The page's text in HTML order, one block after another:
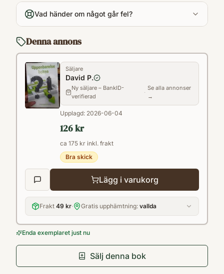
212
Språk
Format
Häftad
Vad händer om något går fel?
Denna annons
Säljare
David P.
Ny säljare – BankID-
verifierad
·
Se alla annonser
→
Upplagd: 2026-06-04
126 kr
ca 175 kr inkl. frakt
Bra skick
Lägg i varukorg
Frakt 49 kr· Gratis upphämtning: vallda
Enda exemplaret just nu
Sälj denna bok